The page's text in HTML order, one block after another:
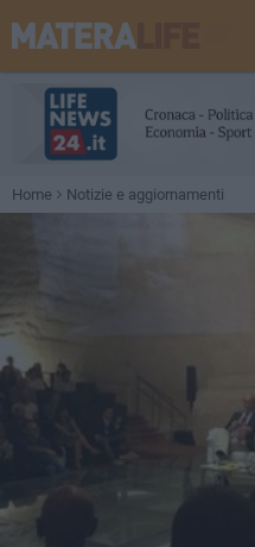
Home Notizie e aggiornamenti